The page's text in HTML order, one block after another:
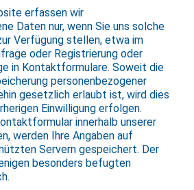
erfassen wir
Daten nur, wenn Sie uns solche
Verfügung stellen, etwa im
oder Registrierung oder
in Kontaktformulare. Soweit die
personenbezogener
gesetzlich erlaubt ist, wird dies
Einwilligung erfolgen.
innerhalb unserer
werden Ihre Angaben auf
Servern gespeichert. Der
besonders befugten